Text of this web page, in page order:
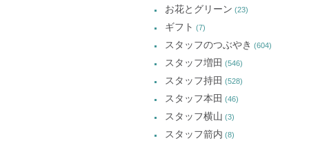
お花とグリーン (23)
ギフト (7)
スタッフのつぶやき (604)
スタッフ増田 (546)
スタッフ持田 (528)
スタッフ本田 (46)
スタッフ横山 (3)
スタッフ箭内 (8)